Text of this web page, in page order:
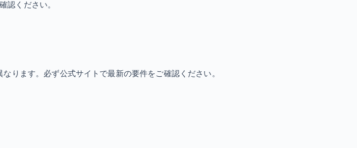
認ください。
ります。必ず公式サイトで最新の要件をご確認ください。